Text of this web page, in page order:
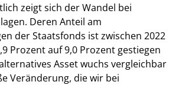
zeigt sich der Wandel bei
Deren Anteil am
der Staatsfonds ist zwischen 2022
Prozent auf 9,0 Prozent gestiegen
Asset wuchs vergleichbar
Veränderung, die wir bei